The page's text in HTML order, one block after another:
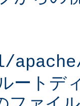
ートデ